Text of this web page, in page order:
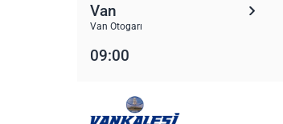
Van
Van Otogarı
09:00